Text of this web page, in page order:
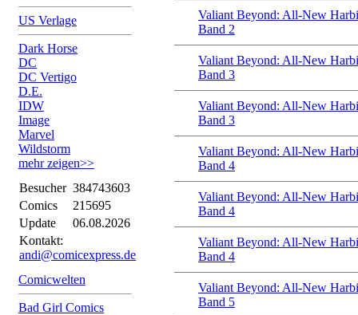
US Verlage
Dark Horse
DC
DC Vertigo
D.E.
IDW
Image
Marvel
Wildstorm
mehr zeigen>>
Besucher 384743603
Comics
215695
Update
06.08.2026
Kontakt:
andi@comicexpress.de
Comicwelten
Bad Girl Comics
Valiant Beyond: All-New
Band 2
Valiant Beyond: All-New
Band 3
Valiant Beyond: All-New
Band 3
Valiant Beyond: All-New
Band 4
Valiant Beyond: All-New
Band 4
Valiant Beyond: All-New
Band 4
Valiant Beyond: All-New
Band 5